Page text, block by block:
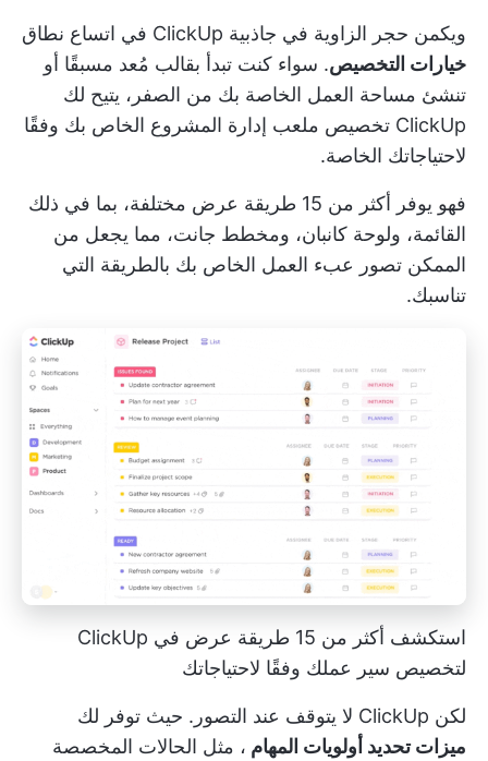
ويكمن حجر الزاوية في جاذبية ClickUp في اتساع نطاق
خيارات التخصيص. سواء كنت تبدأ بقالب مُعد مسبقًا أو
تنشئ مساحة العمل الخاصة بك من الصفر، يتيح لك
ClickUp تخصيص ملعب إدارة المشروع الخاص بك وفقًا
لاحتياجاتك الخاصة.
فهو يوفر أكثر من 15 طريقة عرض مختلفة، بما في ذلك
القائمة، ولوحة كانبان، ومخطط جانت، مما يجعل من
الممكن تصور عبء العمل الخاص بك بالطريقة التي
تناسبك.
استكشف أكثر من 15 طريقة عرض في ClickUp
لتخصيص سير عملك وفقًا لاحتياجاتك
لكن ClickUp لا يتوقف عند التصور. حيث توفر لك
ميزات تحديد أولويات المهام ، مثل الحالات المخصصة